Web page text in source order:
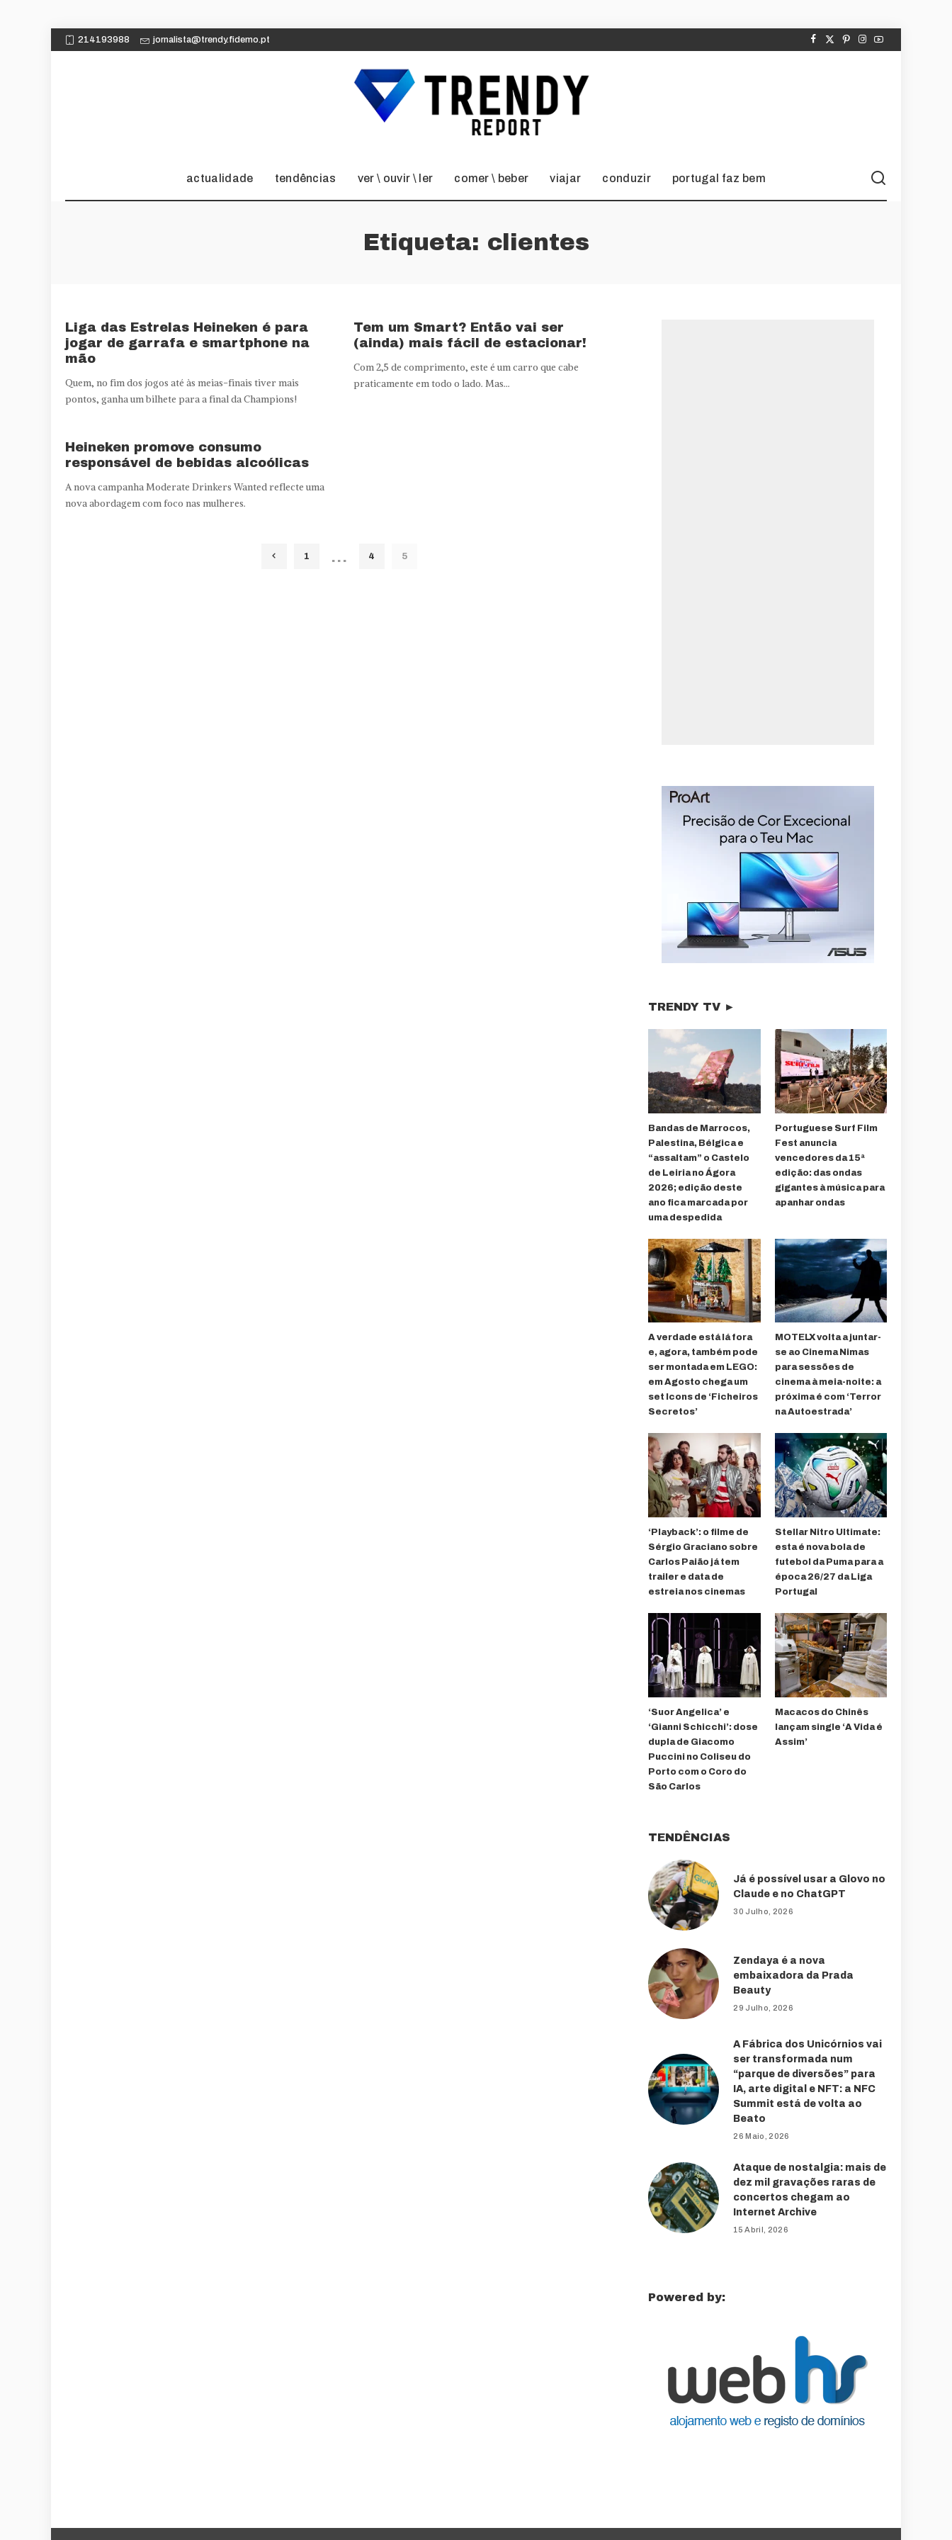
214193988 jornalista@trendy.fidemo.pt
actualidade tendências ver \ ouvir \ ler comer \ beber viajar conduzir portugal faz bem
Etiqueta: clientes
Liga das Estrelas Heineken é para
jogar de garrafa e smartphone na
mão
Quem, no fim dos jogos até às meias-finais tiver mais
pontos, ganha um bilhete para a final da Champions!
Tem um Smart? Então vai ser
(ainda) mais fácil de estacionar!
Com 2,5 de comprimento, este é um carro que cabe
praticamente em todo o lado. Mas...
Heineken promove consumo
responsável de bebidas alcoólicas
A nova campanha Moderate Drinkers Wanted reflecte uma
nova abordagem com foco nas mulheres.
1 … 4 5
TRENDY TV ►
Bandas de Marrocos,
Palestina, Bélgica e
“assaltam” o Castelo
de Leiria no Ágora
2026; edição deste
ano fica marcada por
uma despedida
Portuguese Surf Film
Fest anuncia
vencedores da 15ª
edição: das ondas
gigantes à música para
apanhar ondas
A verdade está lá fora
e, agora, também pode
ser montada em LEGO:
em Agosto chega um
set Icons de ‘Ficheiros
Secretos’
MOTELX volta a juntar-
se ao Cinema Nimas
para sessões de
cinema à meia-noite: a
próxima é com ‘Terror
na Autoestrada’
‘Playback’: o filme de
Sérgio Graciano sobre
Carlos Paião já tem
trailer e data de
estreia nos cinemas
Stellar Nitro Ultimate:
esta é nova bola de
futebol da Puma para a
época 26/27 da Liga
Portugal
‘Suor Angelica’ e
‘Gianni Schicchi’: dose
dupla de Giacomo
Puccini no Coliseu do
Porto com o Coro do
São Carlos
Macacos do Chinês
lançam single ‘A Vida é
Assim’
TENDÊNCIAS
Já é possível usar a Glovo no
Claude e no ChatGPT
30 Julho, 2026
Zendaya é a nova
embaixadora da Prada
Beauty
29 Julho, 2026
A Fábrica dos Unicórnios vai
ser transformada num
“parque de diversões” para
IA, arte digital e NFT: a NFC
Summit está de volta ao
Beato
26 Maio, 2026
Ataque de nostalgia: mais de
dez mil gravações raras de
concertos chegam ao
Internet Archive
15 Abril, 2026
Powered by: